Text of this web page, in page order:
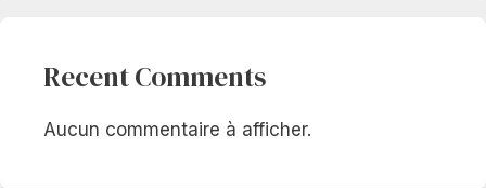
Recent Comments
Aucun commentaire à afficher.